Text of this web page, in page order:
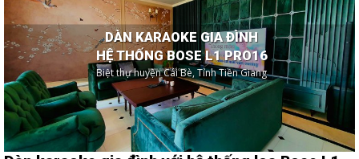
DÀN KARAOKE GIA ĐÌNH
HỆ THỐNG BOSE L1 PRO16
Biệt thự huyện Cái Bè, Tỉnh Tiền Giang